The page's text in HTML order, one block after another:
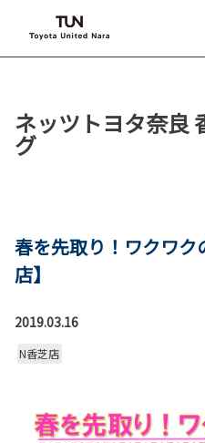
ネッツトヨタ奈良
グ
春を先取り！ワクワ
店】
2019.03.16
N香芝店